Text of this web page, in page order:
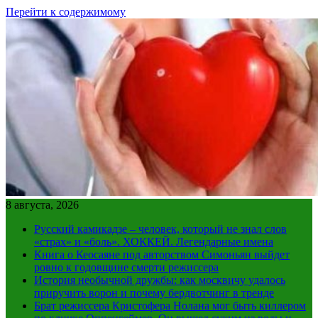
Перейти к содержимому
8 августа, 2026
Русский камикадзе – человек, который не знал слов
«страх» и «боль». ХОККЕЙ. Легендарные имена
Книга о Кеосаяне под авторством Симоньян выйдет
ровно к годовщине смерти режиссера
История необычной дружбы: как москвичу удалось
приручить ворон и почему бердвотчинг в тренде
Брат режиссера Кристофера Нолана мог быть киллером